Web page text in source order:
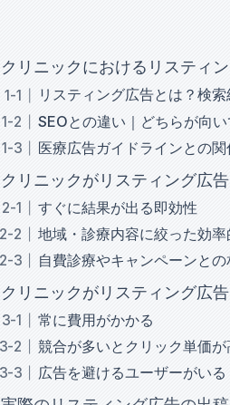
クリニックにおけるリスティ
リスティング広告とは？検
SEOとの違い｜どちらが向い
医療広告ガイドラインとの
クリニックがリスティング広
すぐに結果が出る即効性
地域・診療内容に絞った効
自費診療やキャンペーンと
クリニックがリスティング広
常に費用がかかる
競合が多いとクリック単価
広告を避けるユーザーがいる